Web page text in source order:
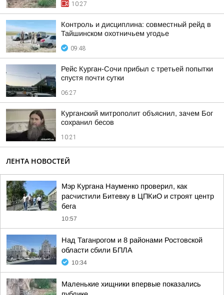
10:27
Контроль и дисциплина: совместный рейд в
Тайшинском охотничьем угодье
09:48
Рейс Курган-Сочи прибыл с третьей попытки
спустя почти сутки
06:27
Курганский митрополит объяснил, зачем Бог
сохранил бесов
10:21
ЛЕНТА НОВОСТЕЙ
Мэр Кургана Науменко проверил, как
расчистили Битевку в ЦПКиО и строят центр
бега
10:57
Над Таганрогом и 8 районами Ростовской
области сбили БПЛА
10:34
Маленькие хищники впервые показались